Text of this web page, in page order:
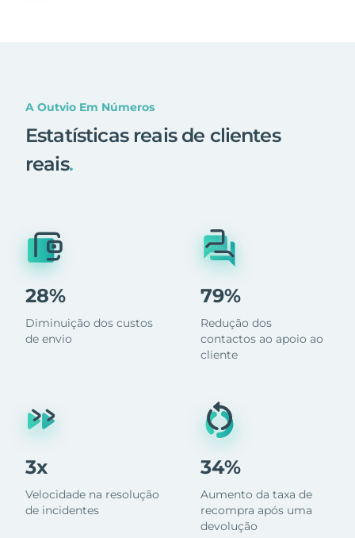
A Outvio Em Números
Estatísticas reais de clientes
reais.
28%
Diminuição dos custos
de envio
3x
Velocidade na resolução
de incidentes
79%
Redução dos
contactos ao apoio ao
cliente
34%
Aumento da taxa de
recompra após uma
devolução